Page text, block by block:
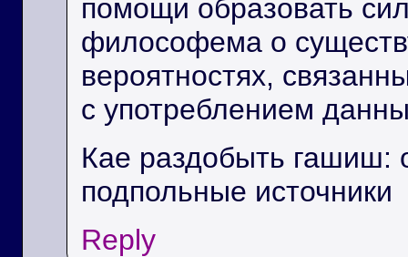
помощи образовать
философема о
вероятностях,
с употреблением
Кае раздобыть гашиш:
подпольные источники
Reply